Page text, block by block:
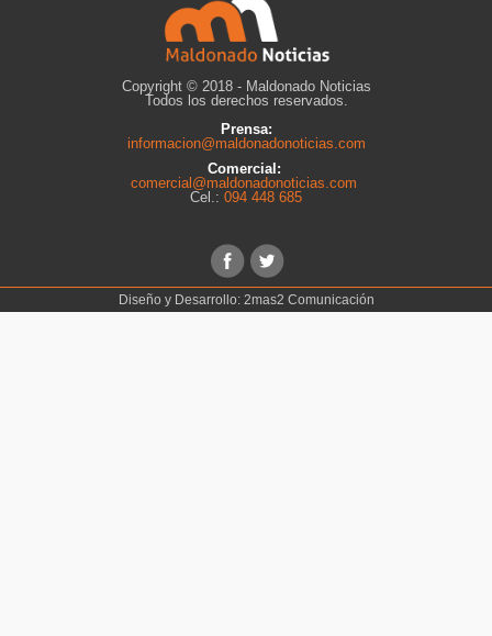
Copyright © 2018 - Maldonado Noticias
Todos los derechos reservados.
Prensa:
informacion@maldonadonoticias.com
Comercial:
comercial@maldonadonoticias.com
Cel.: 094 448 685
Diseño y Desarrollo: 2mas2 Comunicación